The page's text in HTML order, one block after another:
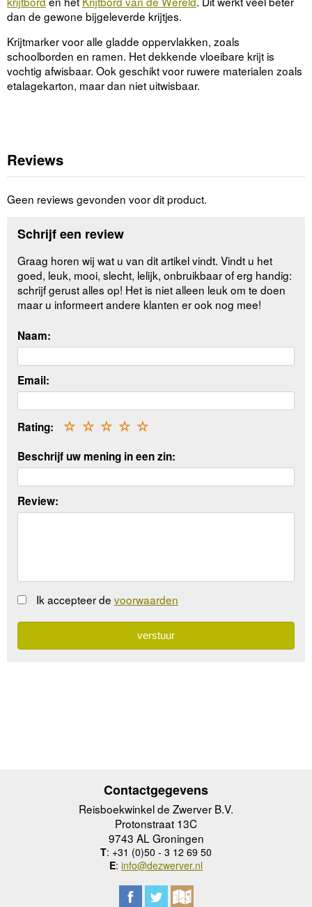
dan de gewone bijgeleverde krijtjes.
Krijtmarker voor alle gladde oppervlakken, zoals
schoolborden en ramen. Het dekkende vloeibare krijt is
vochtig afwisbaar. Ook geschikt voor ruwere materialen zoals
etalagekarton, maar dan niet uitwisbaar.
Reviews
Geen reviews gevonden voor dit product.
Schrijf een review
Graag horen wij wat u van dit artikel vindt. Vindt u het
goed, leuk, mooi, slecht, lelijk, onbruikbaar of erg handig:
schrijf gerust alles op! Het is niet alleen leuk om te doen
maar u informeert andere klanten er ook nog mee!
Naam:
Email:
Rating: ☆
☆
☆
☆
☆
Beschrijf uw mening in een zin:
Review:
Ik accepteer de voorwaarden
Contactgegevens
Reisboekwinkel de Zwerver B.V.
Protonstraat 13C
9743 AL Groningen
T: +31 (0)50 - 3 12 69 50
E: info@dezwerver.nl